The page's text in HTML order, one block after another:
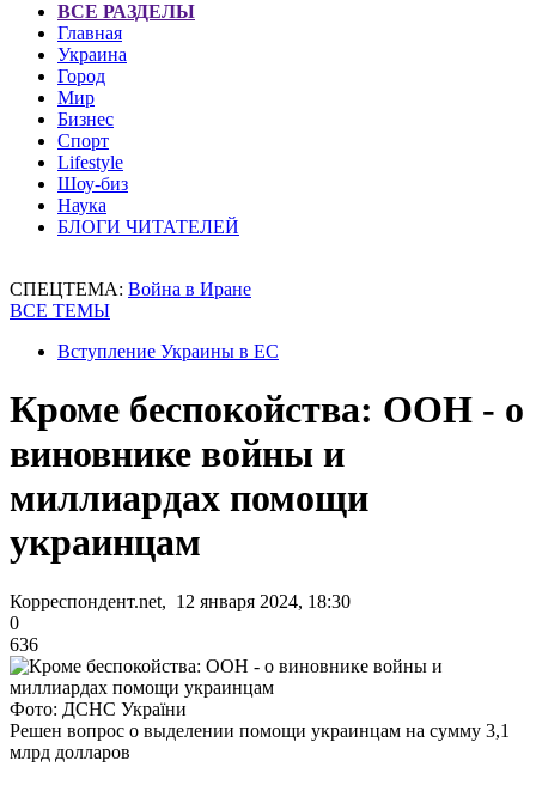
ВСЕ РАЗДЕЛЫ
Главная
Украина
Город
Мир
Бизнес
Спорт
Lifestyle
Шоу-биз
Наука
БЛОГИ ЧИТАТЕЛЕЙ
СПЕЦТЕМА: Война в Иране
ВСЕ ТЕМЫ
Вступление Украины в ЕС
Кроме беспокойства: ООН - о
виновнике войны и
миллиардах помощи
украинцам
Корреспондент.net, 12 января 2024, 18:30
0
636
Фото: ДСНС України
Решен вопрос о выделении помощи украинцам на сумму 3,1
млрд долларов